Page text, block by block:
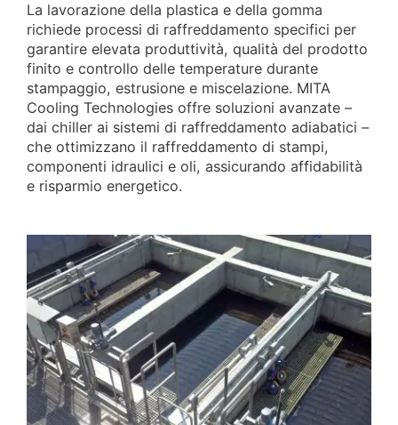
La lavorazione della plastica e della gomma
richiede processi di raffreddamento specifici per
garantire elevata produttività, qualità del prodotto
finito e controllo delle temperature durante
stampaggio, estrusione e miscelazione. MITA
Cooling Technologies offre soluzioni avanzate –
dai chiller ai sistemi di raffreddamento adiabatici –
che ottimizzano il raffreddamento di stampi,
componenti idraulici e oli, assicurando affidabilità
e risparmio energetico.